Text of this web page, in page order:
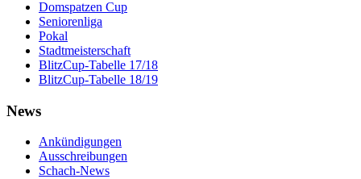
Domspatzen Cup
Seniorenliga
Pokal
Stadtmeisterschaft
BlitzCup-Tabelle 17/18
BlitzCup-Tabelle 18/19
News
Ankündigungen
Ausschreibungen
Schach-News